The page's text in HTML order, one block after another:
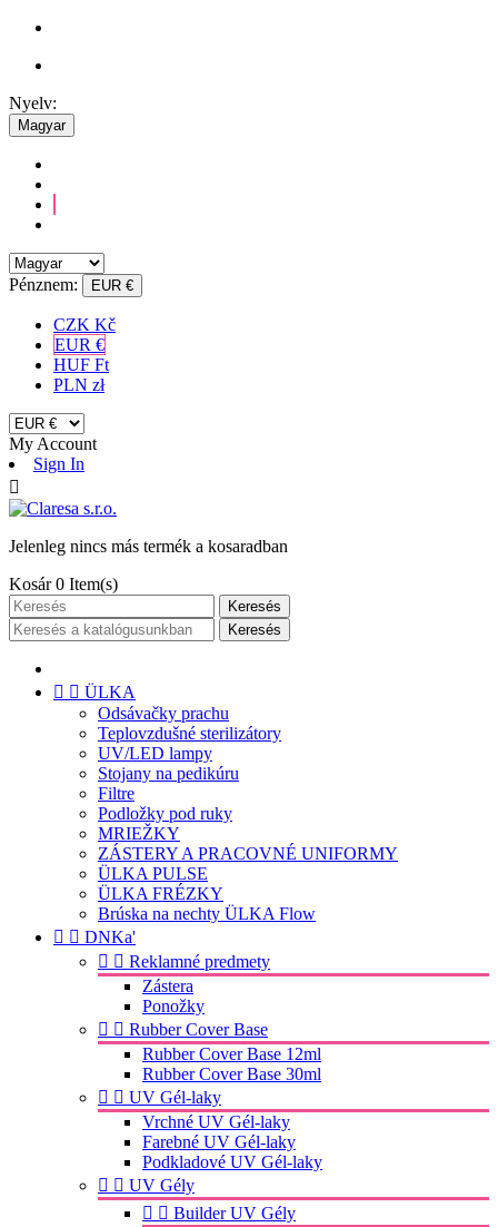
Nyelv:
Magyar
Pénznem: EUR €
CZK Kč
EUR €
HUF Ft
PLN zł
My Account
Sign In

Jelenleg nincs más termék a kosaradban
Kosár 0 Item(s)
Keresés
Keresés
  ÜLKA
Odsávačky prachu
Teplovzdušné sterilizátory
UV/LED lampy
Stojany na pedikúru
Filtre
Podložky pod ruky
MRIEŽKY
ZÁSTERY A PRACOVNÉ UNIFORMY
ÜLKA PULSE
ÜLKA FRÉZKY
Brúska na nechty ÜLKA Flow
  DNKa'
  Reklamné predmety
Zástera
Ponožky
  Rubber Cover Base
Rubber Cover Base 12ml
Rubber Cover Base 30ml
  UV Gél-laky
Vrchné UV Gél-laky
Farebné UV Gél-laky
Podkladové UV Gél-laky
  UV Gély
  Builder UV Gély